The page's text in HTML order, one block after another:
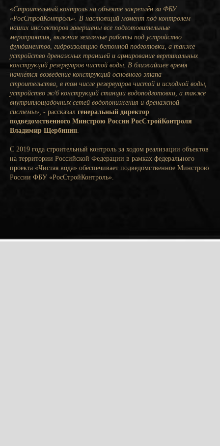
«Строительный контроль на объекте закреплён за ФБУ
«РосСтройКонтроль». В настоящий момент под контролем
наших инспекторов завершены все подготовительные
мероприятия, включая земляные работы под устройство
фундаментов, гидроизоляцию бетонной подготовки, а также
устройство дренажных траншей и армирование вертикальных
конструкций резервуаров чистой воды. В ближайшее время
начнётся возведение конструкций основного этапа
строительства, в том числе резервуаров чистой и исходной воды,
устройство ж/б конструкций станции водоподготовки, а также
внутриплощадочных сетей водопонижения и дренажной
системы», - рассказал генеральный директор
подведомственного Минстрою России РосСтройКонтроля
Владимир Щербинин.
С 2019 года строительный контроль за ходом реализации объектов
на территории Российской Федерации в рамках федерального
проекта «Чистая вода» обеспечивает подведомственное Минстрою
России ФБУ «РосСтройКонтроль».